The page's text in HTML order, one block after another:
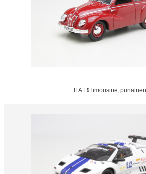
IFA F9 limousine, punainen